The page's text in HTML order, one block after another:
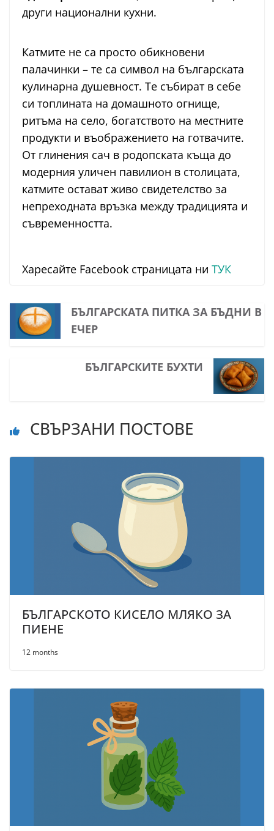
други национални кухни.
Катмите не са просто обикновени
палачинки – те са символ на българската
кулинарна душевност. Те събират в себе
си топлината на домашното огнище,
ритъма на село, богатството на местните
продукти и въображението на готвачите.
От глинения сач в родопската къща до
модерния уличен павилион в столицата,
катмите остават живо свидетелство за
непреходната връзка между традицията и
съвременността.
Харесайте Facebook страницата ни ТУК
БЪЛГАРСКАТА ПИТКА ЗА БЪДНИ В
ЕЧЕР
БЪЛГАРСКИТЕ БУХТИ
СВЪРЗАНИ ПОСТОВЕ
БЪЛГАРСКОТО КИСЕЛО МЛЯКО ЗА
ПИЕНЕ
12 months